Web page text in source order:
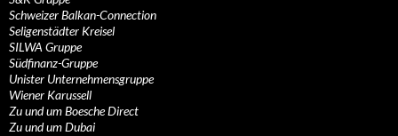
Schweizer Balkan-Connection
Seligenstädter Kreisel
SILWA Gruppe
Südfinanz-Gruppe
Unister Unternehmensgruppe
Wiener Karussell
Zu und um Boesche Direct
Zu und um Dubai